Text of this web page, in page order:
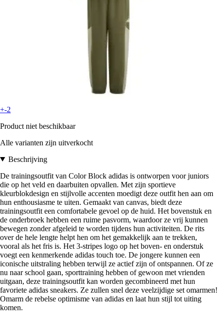
+-2
Product niet beschikbaar
Alle varianten zijn uitverkocht
Beschrijving
De trainingsoutfit van Color Block adidas is ontworpen voor juniors
die op het veld en daarbuiten opvallen. Met zijn sportieve
kleurblokdesign en stijlvolle accenten moedigt deze outfit hen aan om
hun enthousiasme te uiten. Gemaakt van canvas, biedt deze
trainingsoutfit een comfortabele gevoel op de huid. Het bovenstuk en
de onderbroek hebben een ruime pasvorm, waardoor ze vrij kunnen
bewegen zonder afgeleid te worden tijdens hun activiteiten. De rits
over de hele lengte helpt hen om het gemakkelijk aan te trekken,
vooral als het fris is. Het 3-stripes logo op het boven- en onderstuk
voegt een kenmerkende adidas touch toe. De jongere kunnen een
iconische uitstraling hebben terwijl ze actief zijn of ontspannen. Of ze
nu naar school gaan, sporttraining hebben of gewoon met vrienden
uitgaan, deze trainingsoutfit kan worden gecombineerd met hun
favoriete adidas sneakers. Ze zullen snel deze veelzijdige set omarmen!
Omarm de rebelse optimisme van adidas en laat hun stijl tot uiting
komen.